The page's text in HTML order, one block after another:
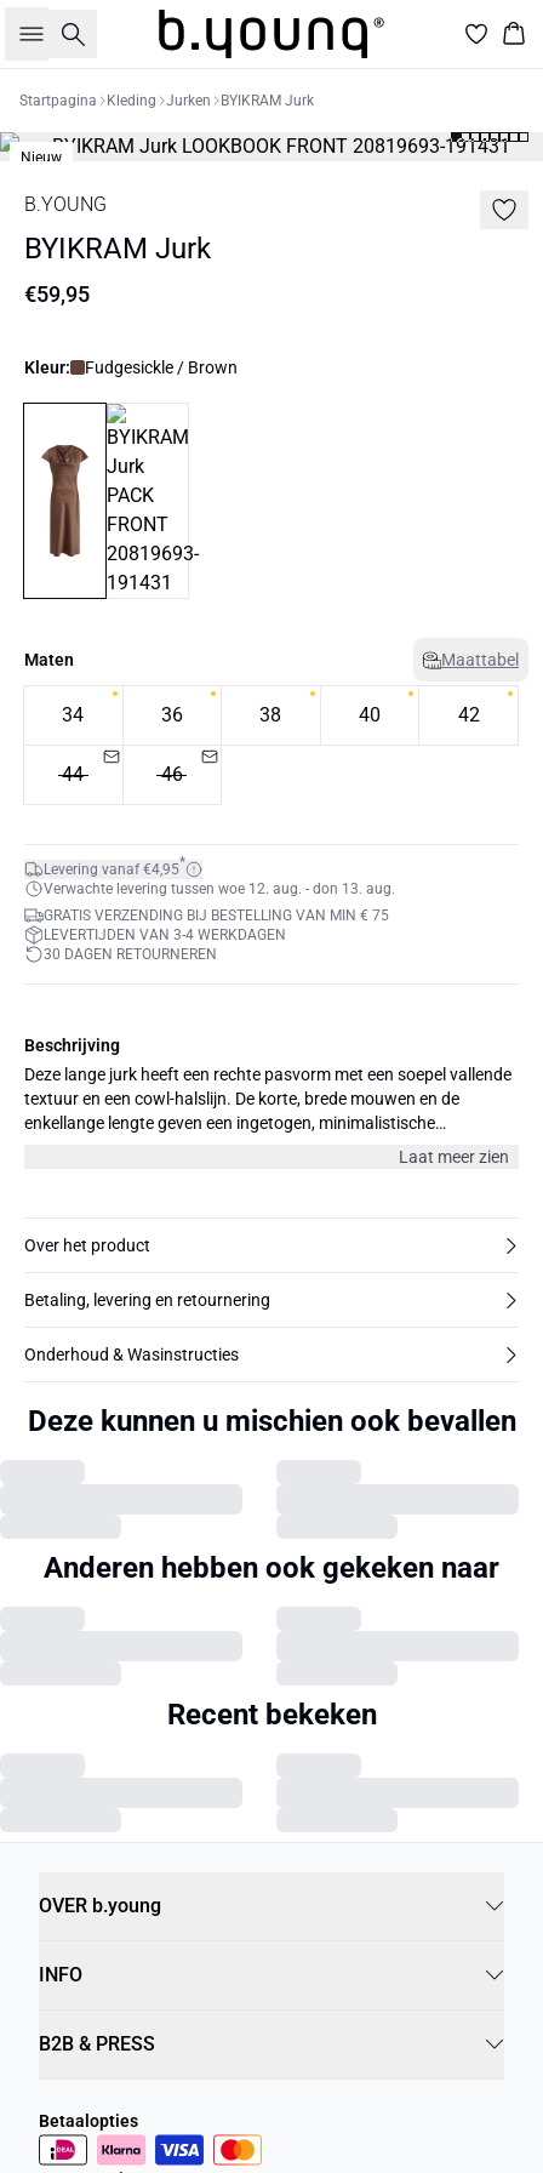
Zoeken
Startpagina Kleding Jurken BYIKRAM Jurk
Nieuw
B.YOUNG
BYIKRAM Jurk
€59,95
Kleur: Fudgesickle / Brown
Maten Maattabel
34 36 38 40 42
44 46
Levering vanaf €4,95*
Verwachte levering tussen woe 12. aug. - don 13. aug.
GRATIS VERZENDING BIJ BESTELLING VAN MIN € 75
LEVERTIJDEN VAN 3-4 WERKDAGEN
30 DAGEN RETOURNEREN
Beschrijving
Deze lange jurk heeft een rechte pasvorm met een soepel vallende
textuur en een cowl-halslijn. De korte, brede mouwen en de
enkellange lengte geven een ingetogen, minimalistische
Laat meer zien
Over het product
Betaling, levering en retournering
Onderhoud & Wasinstructies
Deze kunnen u mischien ook bevallen
Anderen hebben ook gekeken naar
Recent bekeken
OVER b.young
INFO
B2B & PRESS
Betaalopties